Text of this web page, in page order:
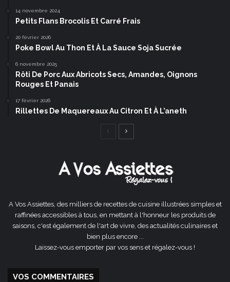
14 novembre 2024
Petits Flans Brocolis Et Carré Frais
20 février 2026
Poke Bowl Au Thon Et À La Sauce Soja Sucrée
6 novembre 2025
Rôti De Porc Aux Abricots Secs, Amandes, Oignons
Rouges Et Panais
17 février 2026
Rillettes De Maquereaux Au Citron Et À L’aneth
Page
A Vos Assiettes, des milliers de recettes de cuisine illustrées simples et
raffinées accessibles à tous, en mettant à l'honneur les produits de
saisons, c'est également de l'art de vivre, des actualités culinaires et
bien plus encore ...
Laissez-vous emporter par vos sens et régalez-vous !
VOS COMMENTAIRES